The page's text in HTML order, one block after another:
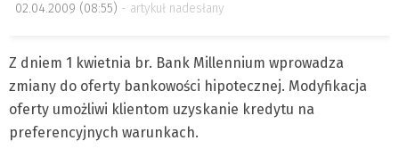
02.04.2009 (08:55) artykuł nadesłany
Z dniem 1 kwietnia br. Bank Millennium wprowadza
zmiany do oferty bankowości hipotecznej. Modyfikacja
oferty umożliwi klientom uzyskanie kredytu na
preferencyjnych warunkach.